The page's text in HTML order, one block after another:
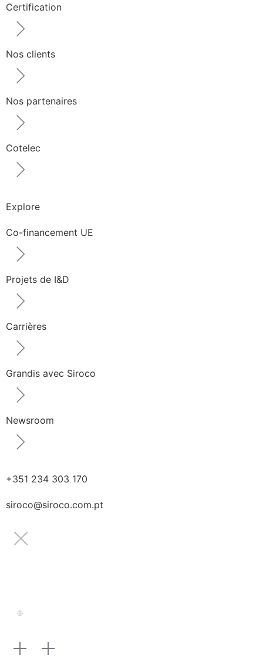
Certification
Nos clients
Nos partenaires
Cotelec
Explore
Co-financement UE
Projets de I&D
Carrières
Grandis avec Siroco
Newsroom
+351 234 303 170
siroco@siroco.com.pt